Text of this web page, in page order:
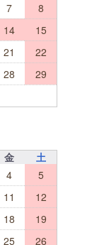
7
8
14
15
21
22
28
29
金
土
4
5
11
12
18
19
25 26